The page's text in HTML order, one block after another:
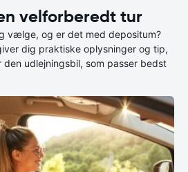
velforberedt tur
vælge, og er det med depositum?
dig praktiske oplysninger og tip,
udlejningsbil, som passer bedst